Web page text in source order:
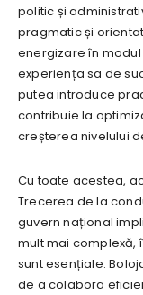
politic și
pragmatic și
energizare în
experiența sa de
putea introduce
contribuie la
creșterea nivelului
Cu toate acestea,
Trecerea de la
guvern național
mult mai complexă,
sunt esențiale.
de a colabora